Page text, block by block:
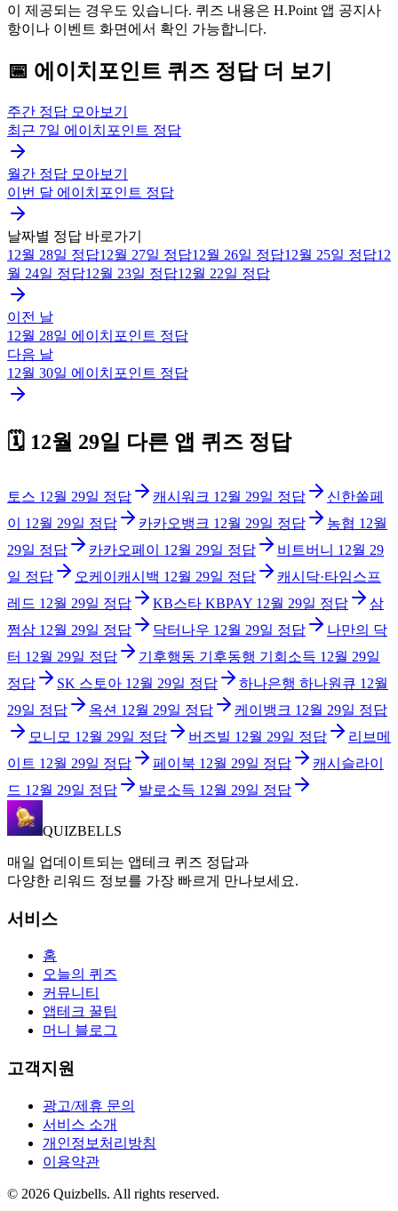
이 제공되는 경우도 있습니다. 퀴즈 내용은 H.Point 앱 공지사
항이나 이벤트 화면에서 확인 가능합니다.
📅 에이치포인트 퀴즈 정답 더 보기
주간 정답 모아보기
최근 7일 에이치포인트 정답
월간 정답 모아보기
이번 달 에이치포인트 정답
날짜별 정답 바로가기
12월 28일 정답12월 27일 정답12월 26일 정답12월 25일 정답12
월 24일 정답12월 23일 정답12월 22일 정답
이전 날
12월 28일 에이치포인트 정답
다음 날
12월 30일 에이치포인트 정답
🗓️ 12월 29일 다른 앱 퀴즈 정답
토스 12월 29일 정답 캐시워크 12월 29일 정답
신한쏠페
이
12월 29일 정답 카카오뱅크 12월 29일 정답 농협 12월
29일 정답 카카오페이 12월 29일 정답 비트버니 12월 29
일 정답 오케이캐시백 12월 29일 정답
캐시닥·타임스프
레드 12월 29일 정답 KB스타 KBPAY 12월 29일 정답
삼
쩜삼 12월 29일 정답 닥터나우 12월 29일 정답
나만의 닥
터 12월 29일 정답 기후행동 기후동행 기회소득 12월 29일
정답
SK 스토아 12월 29일 정답 하나은행 하나원큐 12월
29일 정답 옥션 12월 29일 정답 케이뱅크 12월 29일 정답
모니모 12월 29일 정답 버즈빌 12월 29일 정답
리브메
이트 12월 29일 정답 페이북 12월 29일 정답
캐시슬라이
드 12월 29일 정답 발로소득 12월 29일 정답
QUIZBELLS
매일 업데이트되는 앱테크 퀴즈 정답과
다양한 리워드 정보를 가장 빠르게 만나보세요.
서비스
홈
오늘의 퀴즈
커뮤니티
앱테크 꿀팁
머니 블로그
고객지원
광고/제휴 문의
서비스 소개
개인정보처리방침
이용약관
© 2026 Quizbells. All rights reserved.